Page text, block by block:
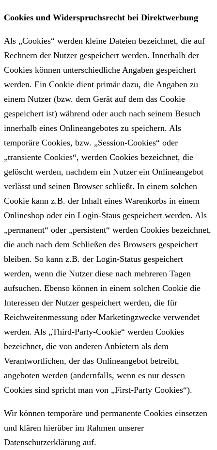
Cookies und Widerspruchsrecht bei Direktwerbung
Als „Cookies“ werden kleine Dateien bezeichnet, die auf
Rechnern der Nutzer gespeichert werden. Innerhalb der
Cookies können unterschiedliche Angaben gespeichert
werden. Ein Cookie dient primär dazu, die Angaben zu
einem Nutzer (bzw. dem Gerät auf dem das Cookie
gespeichert ist) während oder auch nach seinem Besuch
innerhalb eines Onlineangebotes zu speichern. Als
temporäre Cookies, bzw. „Session-Cookies“ oder
„transiente Cookies“, werden Cookies bezeichnet, die
gelöscht werden, nachdem ein Nutzer ein Onlineangebot
verlässt und seinen Browser schließt. In einem solchen
Cookie kann z.B. der Inhalt eines Warenkorbs in einem
Onlineshop oder ein Login-Staus gespeichert werden. Als
„permanent“ oder „persistent“ werden Cookies bezeichnet,
die auch nach dem Schließen des Browsers gespeichert
bleiben. So kann z.B. der Login-Status gespeichert
werden, wenn die Nutzer diese nach mehreren Tagen
aufsuchen. Ebenso können in einem solchen Cookie die
Interessen der Nutzer gespeichert werden, die für
Reichweitenmessung oder Marketingzwecke verwendet
werden. Als „Third-Party-Cookie“ werden Cookies
bezeichnet, die von anderen Anbietern als dem
Verantwortlichen, der das Onlineangebot betreibt,
angeboten werden (andernfalls, wenn es nur dessen
Cookies sind spricht man von „First-Party Cookies“).
Wir können temporäre und permanente Cookies einsetzen
und klären hierüber im Rahmen unserer
Datenschutzerklärung auf.